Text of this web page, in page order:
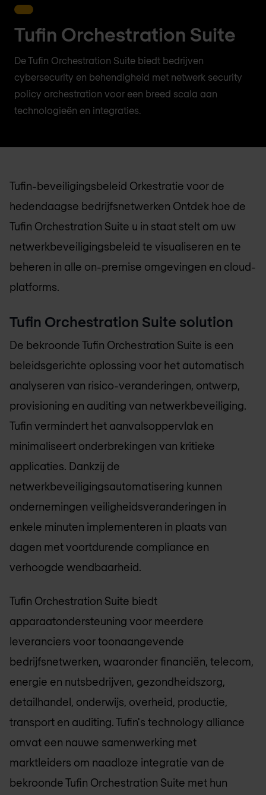
Tufin Orchestration Suite
De Tufin Orchestration Suite biedt bedrijven
cybersecurity en behendigheid met netwerk security
policy orchestration voor een breed scala aan
technologieën en integraties.
Tufin-beveiligingsbeleid Orkestratie voor de
hedendaagse bedrijfsnetwerken Ontdek hoe de
Tufin Orchestration Suite u in staat stelt om uw
netwerkbeveiligingsbeleid te visualiseren en te
beheren in alle on-premise omgevingen en cloud-
platforms.
Tufin Orchestration Suite solution
De bekroonde Tufin Orchestration Suite is een
beleidsgerichte oplossing voor het automatisch
analyseren van risico-veranderingen, ontwerp,
provisioning en auditing van netwerkbeveiliging.
Tufin vermindert het aanvalsoppervlak en
minimaliseert onderbrekingen van kritieke
applicaties. Dankzij de
netwerkbeveiligingsautomatisering kunnen
ondernemingen veiligheidsveranderingen in
enkele minuten implementeren in plaats van
dagen met voortdurende compliance en
verhoogde wendbaarheid.
Tufin Orchestration Suite biedt
apparaatondersteuning voor meerdere
leveranciers voor toonaangevende
bedrijfsnetwerken, waaronder financiën, telecom,
energie en nutsbedrijven, gezondheidszorg,
detailhandel, onderwijs, overheid, productie,
transport en auditing. Tufin's technology alliance
omvat een nauwe samenwerking met
marktleiders om naadloze integratie van de
bekroonde Tufin Orchestration Suite met hun